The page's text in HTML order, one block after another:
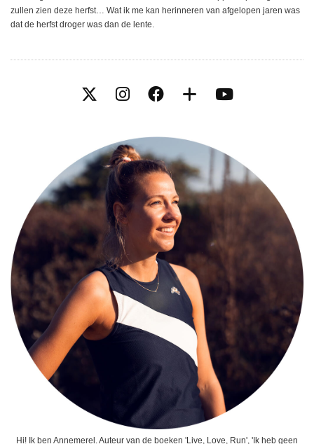
zullen zien deze herfst… Wat ik me kan herinneren van afgelopen jaren was
dat de herfst droger was dan de lente.
Hi! Ik ben Annemerel. Auteur van de boeken 'Live, Love, Run', 'Ik heb geen